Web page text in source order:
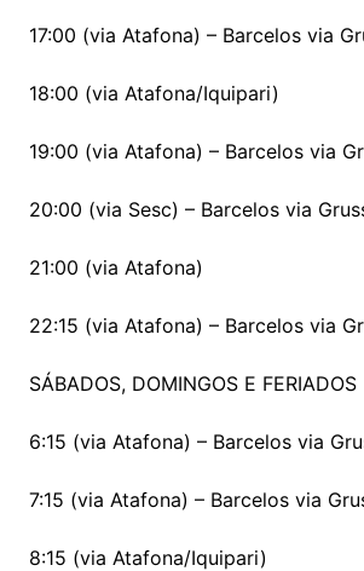
17:00 (via Atafona) – Barcelos via
18:00 (via Atafona/Iquipari)
19:00 (via Atafona) – Barcelos via
20:00 (via Sesc) – Barcelos via
21:00 (via Atafona)
22:15 (via Atafona) – Barcelos via
SÁBADOS, DOMINGOS E FERIADOS
6:15 (via Atafona) – Barcelos via
7:15 (via Atafona) – Barcelos via
8:15 (via Atafona/Iquipari)